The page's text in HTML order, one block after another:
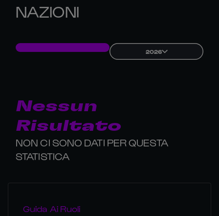
NAZIONI
2026
Nessun
Risultato
NON CI SONO DATI PER QUESTA
STATISTICA
Guida Ai Ruoli